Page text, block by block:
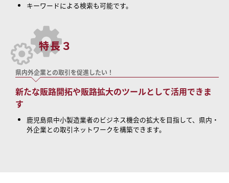
キーワードによる検索も可能です。
県内外企業との取引を促進したい！
新たな販路開拓や販路拡大のツールとして活用できま
す
鹿児島県中小製造業者のビジネス機会の拡大を目指して、県内・
外企業との取引ネットワークを構築できます。